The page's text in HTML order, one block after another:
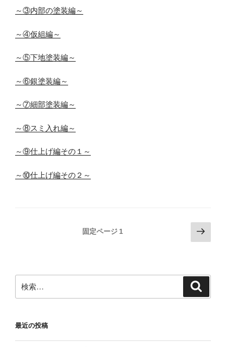
～③内部の塗装編～
～④仮組編～
～⑤下地塗装編～
～⑥銀塗装編～
～⑦細部塗装編～
～⑧スミ入れ編～
～⑨仕上げ編その１～
～⑩仕上げ編その２～
ー
ジ
り
固定ページ 1
次
の
ジ
索:
最近の投稿